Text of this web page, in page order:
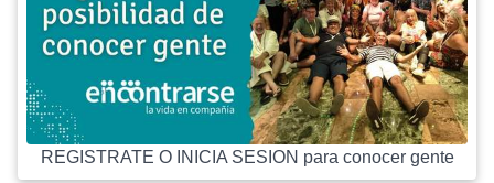
REGISTRATE O INICIA SESION para conocer gente